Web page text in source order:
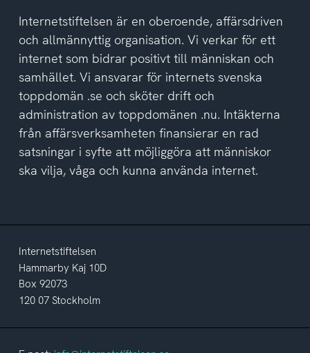
del
av
integritetspolicyn
Internetstiftelsen är en oberoende, affärsdriven
och allmännyttig organisation. Vi verkar för ett
internet som bidrar positivt till människan och
samhället. Vi ansvarar för internets svenska
toppdomän .se och sköter drift och
administration av toppdomänen .nu. Intäkterna
från affärsverksamheten finansierar en rad
satsningar i syfte att möjliggöra att människor
ska vilja, våga och kunna använda internet.
Internetstiftelsen
Hammarby Kaj 10D
Box 92073
120 07 Stockholm